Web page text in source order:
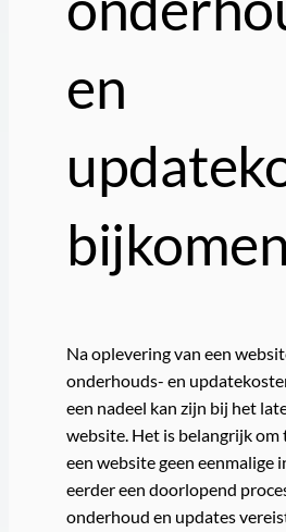
en
Na oplevering van een
onderhouds- en
een nadeel kan zijn bij het
website. Het is belangrijk om
een website geen eenmalige
eerder een doorlopend
onderhoud en updates